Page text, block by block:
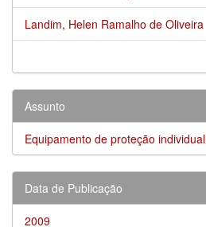
Landim, Helen Ramalho de Oliveira
Assunto
Equipamento de proteção individual
Data de Publicação
2009